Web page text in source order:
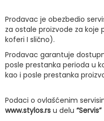
Prodavac je obezbedio
za ostale proizvode za koje
koferi I slično).
Prodavac garantuje
posle prestanka perioda u
kao i posle prestanka
Podaci o ovlašćenim
www.stylos.rs u delu “Servis”